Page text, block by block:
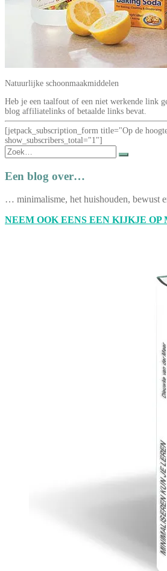
Natuurlijke schoonmaakmiddelen
Heb je een taalfout of een niet werkende link
blog affiliatelinks of betaalde links bevat.
[jetpack_subscription_form title="Op de
show_subscribers_total="1"]
Zoek
naar:
Een blog over…
… minimalisme, het huishouden, bewust
NEEM OOK EENS EEN KIJKJE